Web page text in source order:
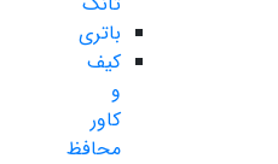
باتری
کیف
و
کاور
محافظ